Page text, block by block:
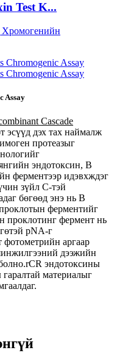
Test K...
Assay
Cascade
эсүүд дэх тах наймалж
протеазыг
эндотоксин, В
ферментээр идэвхждэг
зүйл С-тэй
бөгөөд энэ нь B
ферментийг
проклотинг фермент нь
pNA-г
фотометрийн аргаар
дээжийн
эндотоксины
материалыг